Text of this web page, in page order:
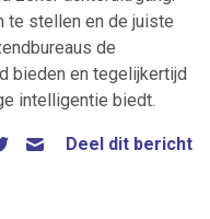
te stellen en de juiste
de
bieden en tegelijkertijd
intelligentie biedt.
Deel dit bericht